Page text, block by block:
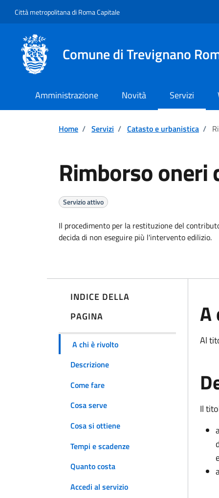
Città metropolitana di Roma Capitale
Comune di Trevignano
Amministrazione Novità Servizi
Home / Servizi / Catasto e urbanistica /
Rimborso oneri
Servizio attivo
Il procedimento per la restituzione del
decida di non eseguire più l'intervento edilizio.
INDICE DELLA
PAGINA
A chi è rivolto
Descrizione
Come fare
Cosa serve
Cosa si ottiene
Tempi e scadenze
Quanto costa
Accedi al servizio
A
Al
Il